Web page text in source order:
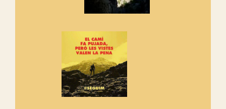
Manifest a favor dels Camins
Si ets una entitat o associació
adhereix-te al manifest!
Rebem un diploma dels
Amics de Sant Aniol d'Aguja
Els Centpeus estem implicats